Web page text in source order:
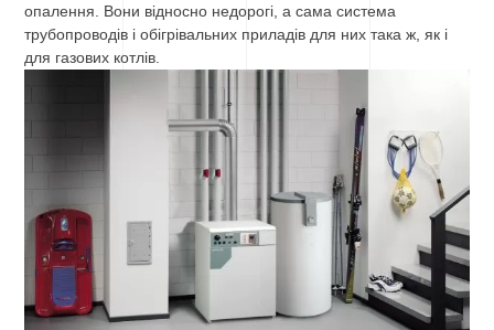
опалення. Вони відносно недорогі, а сама система
трубопроводів і обігрівальних приладів для них така ж, як і
для газових котлів.